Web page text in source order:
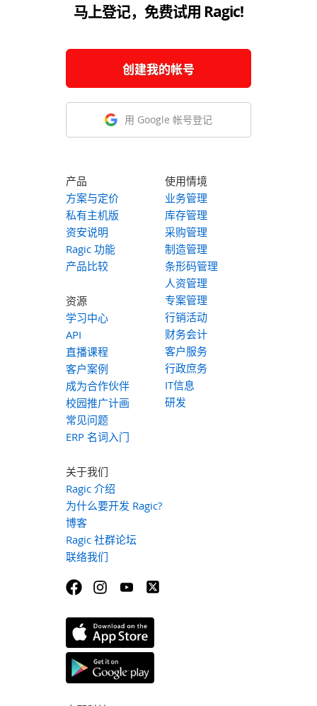
马上登记，免费试用 Ragic!
创建我的帐号
用 Google 帐号登记
产品
方案与定价
私有主机版
资安说明
Ragic 功能
产品比较
资源
学习中心
API
直播课程
客户案例
成为合作伙伴
校园推广计画
常见问题
ERP 名词入门
使用情境
业务管理
库存管理
采购管理
制造管理
条形码管理
人资管理
专案管理
行销活动
财务会计
客户服务
行政庶务
IT信息
研发
关于我们
Ragic 介绍
为什么要开发 Ragic?
博客
Ragic 社群论坛
联络我们